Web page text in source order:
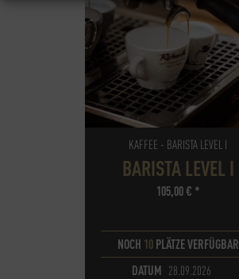
KAFFEE - BARISTA LEVEL I
BARISTA LEVEL I
105,00€ *
NOCH 10PLÄTZE VERFÜGBAR
DATUM 28.09.2026